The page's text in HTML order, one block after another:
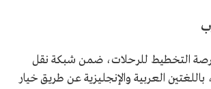
التخطيط للرحلات، ضمن شبكة نقل
العربية والإنجليزية عن طريق خيار